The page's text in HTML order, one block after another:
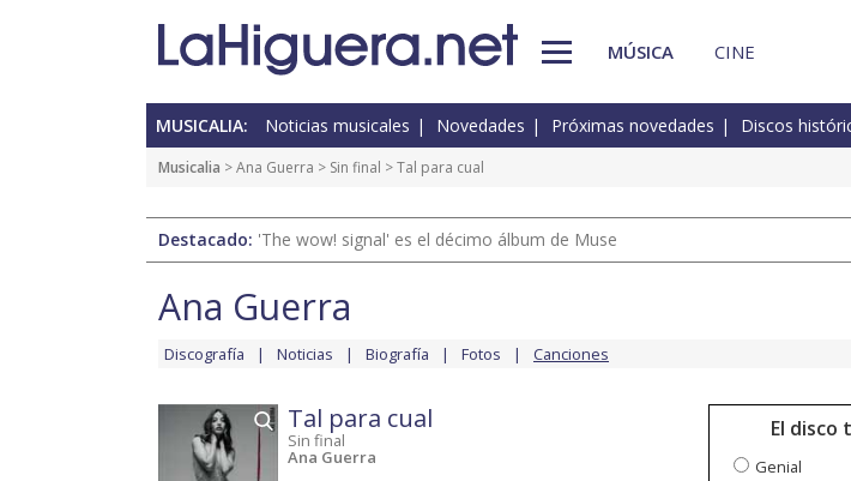
MÚSICA CINE
MUSICALIA: Noticias musicales Novedades Próximas novedades Discos
Musicalia >Ana Guerra > Sin final > Tal para cual
Destacado: 'The wow! signal' es el décimo álbum de Muse
Ana Guerra
Discografía Noticias Biografía Fotos Canciones
Tal para cual
Sin final
Ana Guerra
El disco
Genial